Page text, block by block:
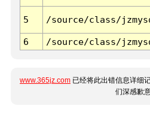
5 /source/class/
6 /source/class/
www.365jz.com 已经将此出错信息详细
们深感歉